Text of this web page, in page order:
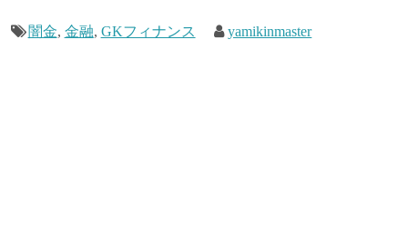
闇金, 金融, GKフィナンス yamikinmaster